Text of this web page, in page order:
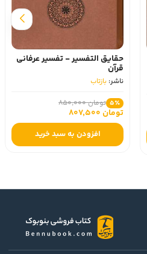
سروده ها و چکامه های حلاج
ناشر: بازتاب
5٪ تومان 580,000
افزودن به سبد خرید